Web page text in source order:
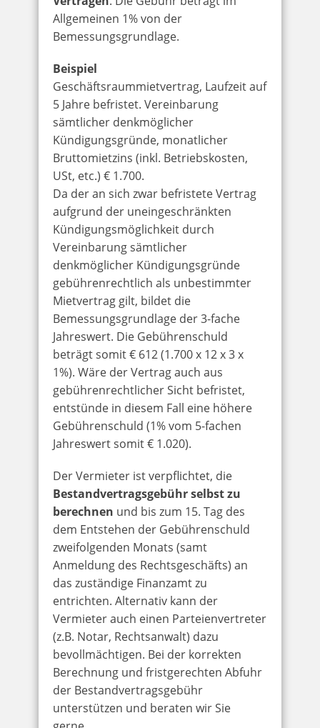
Allgemeinen 1% von der
Bemessungsgrundlage.
Beispiel
Geschäftsraummietvertrag, Laufzeit auf
5 Jahre befristet. Vereinbarung
sämtlicher denkmöglicher
Kündigungsgründe, monatlicher
Bruttomietzins (inkl. Betriebskosten,
USt, etc.) € 1.700.
Da der an sich zwar befristete Vertrag
aufgrund der uneingeschränkten
Kündigungsmöglichkeit durch
Vereinbarung sämtlicher
denkmöglicher Kündigungsgründe
gebührenrechtlich als unbestimmter
Mietvertrag gilt, bildet die
Bemessungsgrundlage der 3-fache
Jahreswert. Die Gebührenschuld
beträgt somit € 612 (1.700 x 12 x 3 x
1%). Wäre der Vertrag auch aus
gebührenrechtlicher Sicht befristet,
entstünde in diesem Fall eine höhere
Gebührenschuld (1% vom 5-fachen
Jahreswert somit € 1.020).
Der Vermieter ist verpflichtet, die
Bestandvertragsgebühr selbst zu
berechnen und bis zum 15. Tag des
dem Entstehen der Gebührenschuld
zweifolgenden Monats (samt
Anmeldung des Rechtsgeschäfts) an
das zuständige Finanzamt zu
entrichten. Alternativ kann der
Vermieter auch einen Parteienvertreter
(z.B. Notar, Rechtsanwalt) dazu
bevollmächtigen. Bei der korrekten
Berechnung und fristgerechten Abfuhr
der Bestandvertragsgebühr
unterstützen und beraten wir Sie